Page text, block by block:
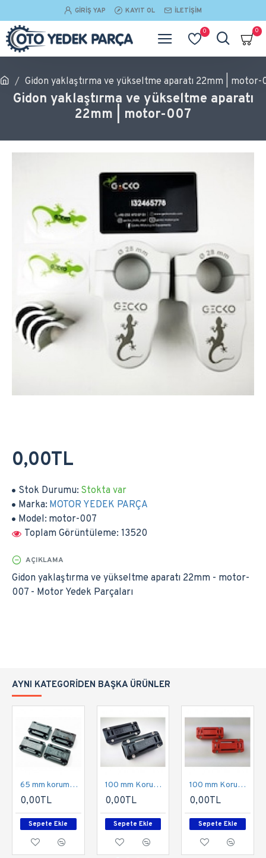
GIRIŞ YAP KAYIT OL İLETIŞIM
0 0
Gidon yaklaştırma ve yükseltme aparatı 22mm | motor-
Gidon yaklaştırma ve yükseltme aparatı
22mm | motor-007
Stok Durumu: Stokta var
Marka: MOTOR YEDEK PARÇA
Model: motor-007
Toplam Görüntüleme: 13520
0,00TL
AÇIKLAMA
Gidon yaklaştırma ve yükseltme aparatı 22mm - motor-
007 - Motor Yedek Parçaları
AYNI KATEGORIDEN BAŞKA ÜRÜNLER
65 mm koruma demiri takozu | motor-001
0,00TL
Sepete Ekle
100 mm Koruma demiri takozu | motor-002
0,00TL
Sepete Ekle
100 mm Koruma demiri takozu kırmızı | motor-003
0,00TL
Sepete Ekle